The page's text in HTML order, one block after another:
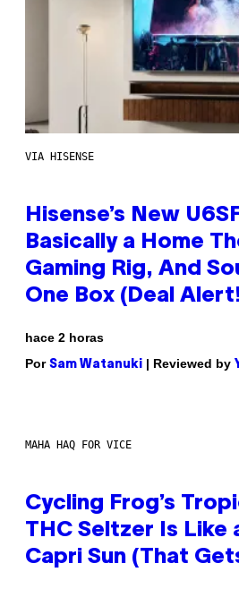
VIA HISENSE
Hisense’s New
Basically a Home
Gaming Rig, And
One Box (Deal
hace 2 horas
Por Sam Watanuki | Reviewed by
MAHA HAQ FOR VICE
Cycling Frog’s
THC Seltzer Is Like
Capri Sun (That